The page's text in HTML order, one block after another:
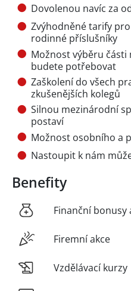
Dovolenou navíc za
Zvýhodněné tarify
rodinné příslušníky
Možnost výběru části
budete potřebovat
Zaškolení do všech
zkušenějších kolegů
Silnou mezinárodní
postaví
Možnost osobního a
Nastoupit k nám
Benefity
Finanční bonusy
Firemní akce
Vzdělávací kurzy